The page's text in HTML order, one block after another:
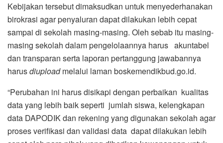
Kebijakan tersebut dimaksudkan untuk menyederhanakan
birokrasi agar penyaluran dapat dilakukan lebih cepat
sampai di sekolah masing-masing. Oleh sebab itu masing-
masing sekolah dalam pengelolaannya harus akuntabel
dan transparan serta laporan pertanggung jawabannya
harusdiuploadmelalui laman boskemendikbud.go.id.
“Perubahan ini harus disikapi dengan perbaikan kualitas
data yang lebih baik seperti jumlah siswa, kelengkapan
data DAPODIK dan rekening yang digunakan sekolah agar
proses verifikasi dan validasi data dapat dilakukan lebih